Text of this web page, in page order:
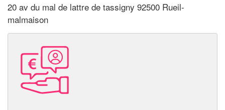
20 av du mal de lattre de tassigny 92500 Rueil-
malmaison